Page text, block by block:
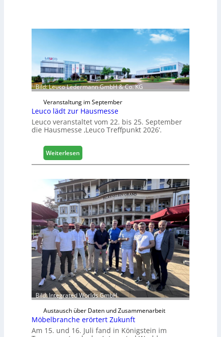
Bild: Leuco Ledermann GmbH & Co. KG
Veranstaltung im September
Leuco lädt zur Hausmesse
Leuco veranstaltet vom 22. bis 25. September
die Hausmesse ‚Leuco Treffpunkt 2026‘.
Weiterlesen
L
u
c
o
l
ä
d
t
z
u
r
H
a
u
s
m
e
s
Bild: Integrated Worlds GmbH
Austausch über Daten und Zusammenarbeit
Möbelbranche erörtert Zukunft
Am 15. und 16. Juli fand in Königstein im